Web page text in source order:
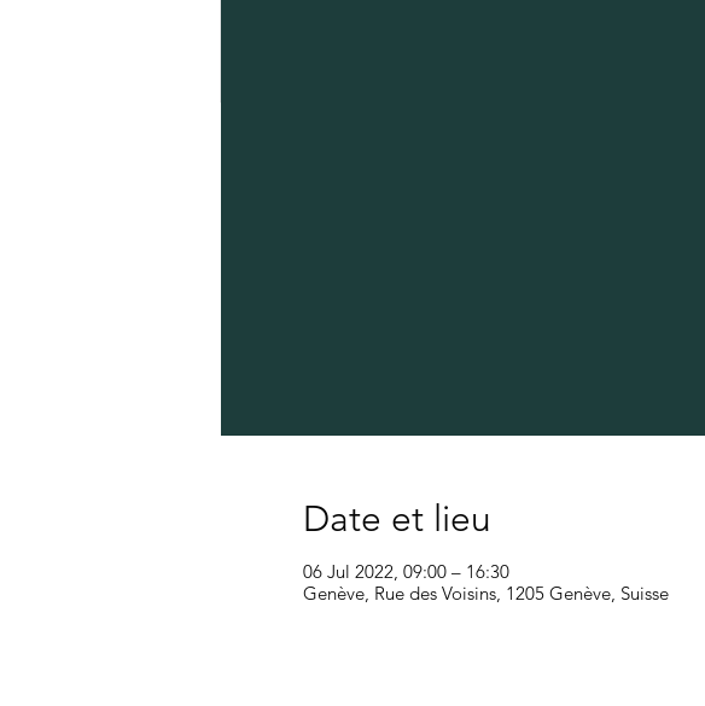
Date et lieu
06 Jul 2022, 09:00 – 16:30
Genève, Rue des Voisins, 1205 Genève, Suisse